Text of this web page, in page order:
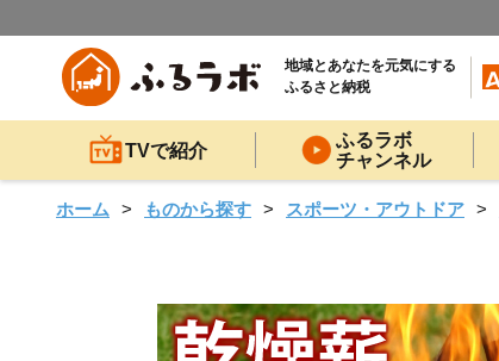
地域とあなたを元気にする
ふるさと納税
TVで紹介
ふるラボ
チャンネル
ホーム ものから探す スポーツ・アウトドア